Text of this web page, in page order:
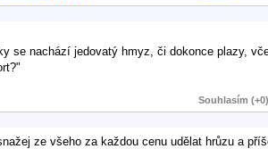
se nachází jedovatý hmyz, či dokonce plazy,
Souhlasím (+0)
ze všeho za každou cenu udělat hrůzu a